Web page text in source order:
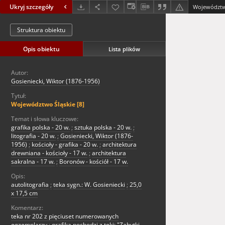
Ukryj szczegóły
Struktura obiektu
Opis obiektu Lista plików
Autor:
Gosieniecki, Wiktor (1876-1956)
Tytuł:
Województwo Śląskie [8]
Temat i słowa kluczowe:
grafika polska - 20 w. ; sztuka polska - 20 w. ;
litografia - 20 w. ; Gosieniecki, Wiktor (1876-
1956) ; kościoły - grafika - 20 w. ; architektura
drewniana - kościoły - 17 w. ; architektura
sakralna - 17 w. ; Boronów - kościół - 17 w.
Opis:
autolitografia ; teka sygn.: W. Gosieniecki ; 25,0
x 17,5 cm
Komentarz:
teka nr 202 z pięciuset numerowanych